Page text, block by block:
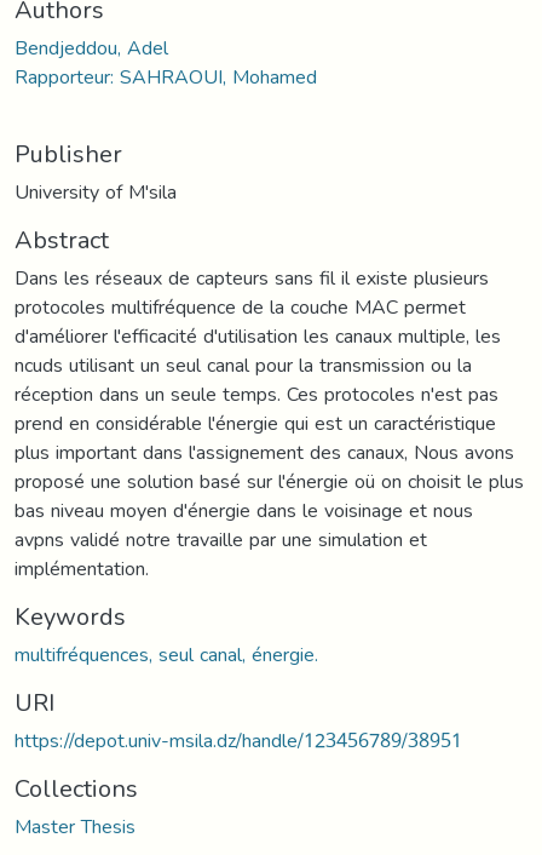
Authors
Bendjeddou, Adel
Rapporteur: SAHRAOUI, Mohamed
Publisher
University of M'sila
Abstract
Dans les réseaux de capteurs sans fil il existe plusieurs
protocoles multifréquence de la couche MAC permet
d'améliorer l'efficacité d'utilisation les canaux multiple, les
ncuds utilisant un seul canal pour la transmission ou la
réception dans un seule temps. Ces protocoles n'est pas
prend en considérable l'énergie qui est un caractéristique
plus important dans l'assignement des canaux, Nous avons
proposé une solution basé sur l'énergie oü on choisit le plus
bas niveau moyen d'énergie dans le voisinage et nous
avpns validé notre travaille par une simulation et
implémentation.
Keywords
multifréquences, seul canal, énergie.
URI
https://depot.univ-msila.dz/handle/123456789/38951
Collections
Master Thesis